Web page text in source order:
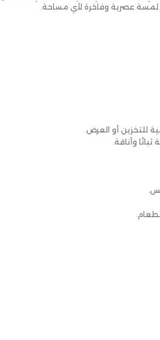
عصرية وفاخرة لأي مساحة.
للتخزين أو العرض.
وأناقة.